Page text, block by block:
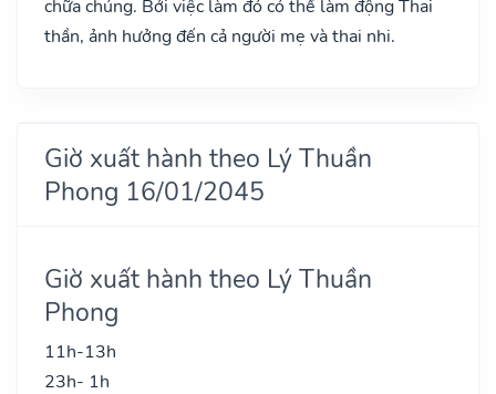
chữa chúng. Bởi việc làm đó có thể làm động Thai
thần, ảnh hưởng đến cả người mẹ và thai nhi.
Giờ xuất hành theo Lý Thuần
Phong 16/01/2045
Giờ xuất hành theo Lý Thuần
Phong
11h-13h
23h- 1h